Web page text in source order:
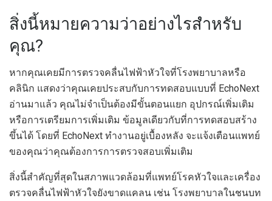
สิ่งนี้หมายความว่าอย่างไรสำหรับ
คุณ?
หากคุณเคยมีการตรวจคลื่นไฟฟ้าหัวใจที่โรงพยาบาลหรือ
คลินิก แสดงว่าคุณเคยประสบกับการทดสอบแบบที่ EchoNext
อ่านมาแล้ว คุณไม่จำเป็นต้องมีขั้นตอนแยก อุปกรณ์เพิ่มเติม
หรือการเตรียมการเพิ่มเติม ข้อมูลเดียวกับที่การทดสอบสร้าง
ขึ้นได้ โดยที่ EchoNext ทำงานอยู่เบื้องหลัง จะแจ้งเตือนแพทย์
ของคุณว่าคุณต้องการการตรวจสอบเพิ่มเติม
สิ่งนี้สำคัญที่สุดในสภาพแวดล้อมที่แพทย์โรคหัวใจและเครื่อง
ตรวจคลื่นไฟฟ้าหัวใจยังขาดแคลน เช่น โรงพยาบาลในชนบท